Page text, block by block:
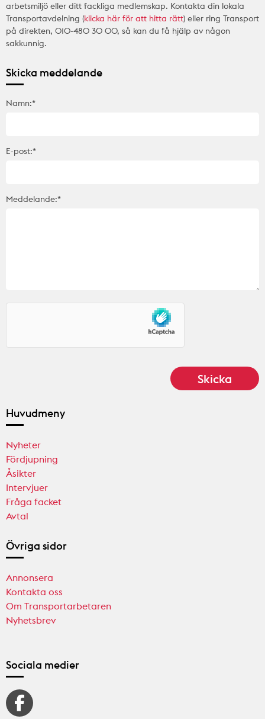
arbetsmiljö eller ditt fackliga medlemskap. Kontakta din lokala
Transportavdelning (klicka här för att hitta rätt) eller ring Transport
på direkten, 010-480 30 00, så kan du få hjälp av någon
sakkunnig.
Skicka meddelande
Namn:*
E-post:*
Meddelande:*
Huvudmeny
Nyheter
Fördjupning
Åsikter
Intervjuer
Fråga facket
Avtal
Övriga sidor
Annonsera
Kontakta oss
Om Transportarbetaren
Nyhetsbrev
Sociala medier